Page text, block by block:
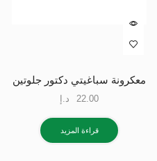
معكرونة سباغيتي دكتور جلوتين
22.00 د.إ
قراءة المزيد